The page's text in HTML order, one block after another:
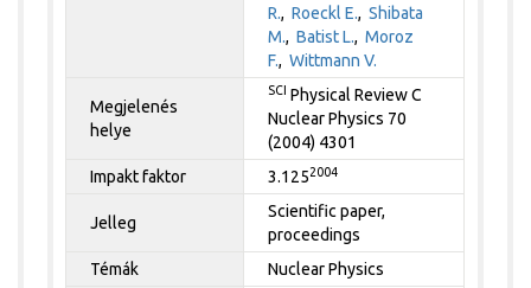
R.,Roeckl E.,Shibata
M.,Batist L.,Moroz
F.,Wittmann V.
Megjelenés
helye
SCI Physical Review C
Nuclear Physics 70
(2004) 4301
Impakt faktor
3.1252004
Jelleg
Scientific paper,
proceedings
Témák
Nuclear Physics